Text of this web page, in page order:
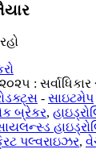
: સર્વાધિકાર
- સાઇટમેપ
બ્રેકર,
પલ્વરાઇઝર,